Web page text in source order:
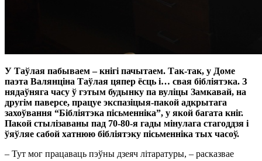
У Таўлая пабываем – кнігі пачытаем. Так-так, у Доме
паэта Валянціна Таўлая цяпер ёсць і… свая бібліятэка. З
нядаўняга часу ў гэтым будынку па вуліцы Замкавай, на
другім паверсе, працуе экспазіцыя-пакой адкрытага
захоўвання “Бібліятэка пісьменніка”, у якой багата кніг.
Пакой стылізаваны пад 70-80-я гады мінулага стагоддзя і
ўяўляе сабой хатнюю бібліятэку пісьменніка тых часоў.
– Тут мог працаваць пэўны дзеяч літаратуры, – расказвае